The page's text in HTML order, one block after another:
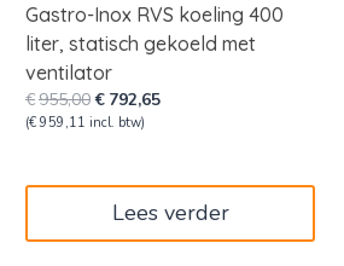
Gastro-Inox RVS koeling 400
liter, statisch gekoeld met
ventilator
€955,00Oorspronkelijke
prijs
€ 792,65Huidige
(€ 959,11 incl. btw)
Lees verder